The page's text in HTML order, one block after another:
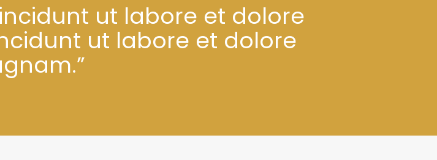
ut labore et dolore
ut labore et dolore